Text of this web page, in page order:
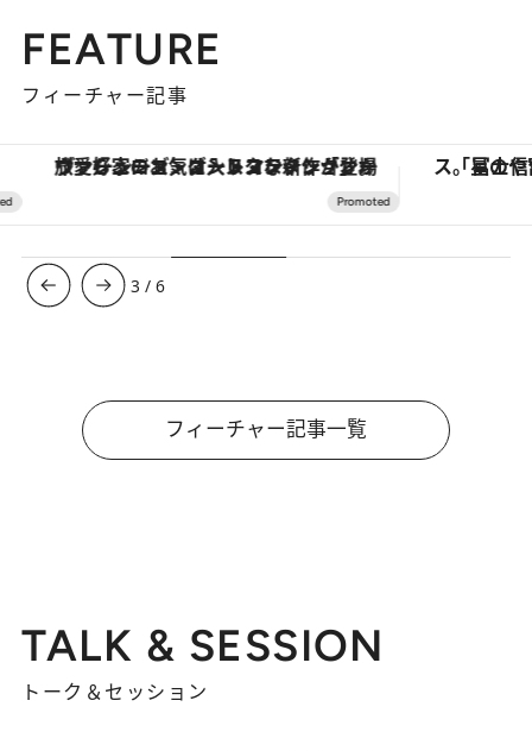
FEATURE
フィーチャー記事
ヴァシュロン・コンスタンタン「オーヴァーシーズ・オートマティック」。旅愛好家のお気に入りコレクションから、ジェンダーレスな新作が登場
3 /6
フィーチャー記事一覧
TALK & SESSION
トーク＆セッション